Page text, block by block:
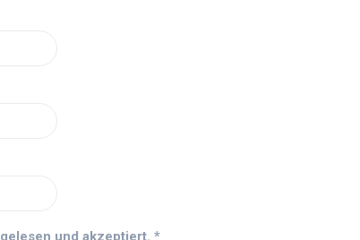
gelesen und akzeptiert. *